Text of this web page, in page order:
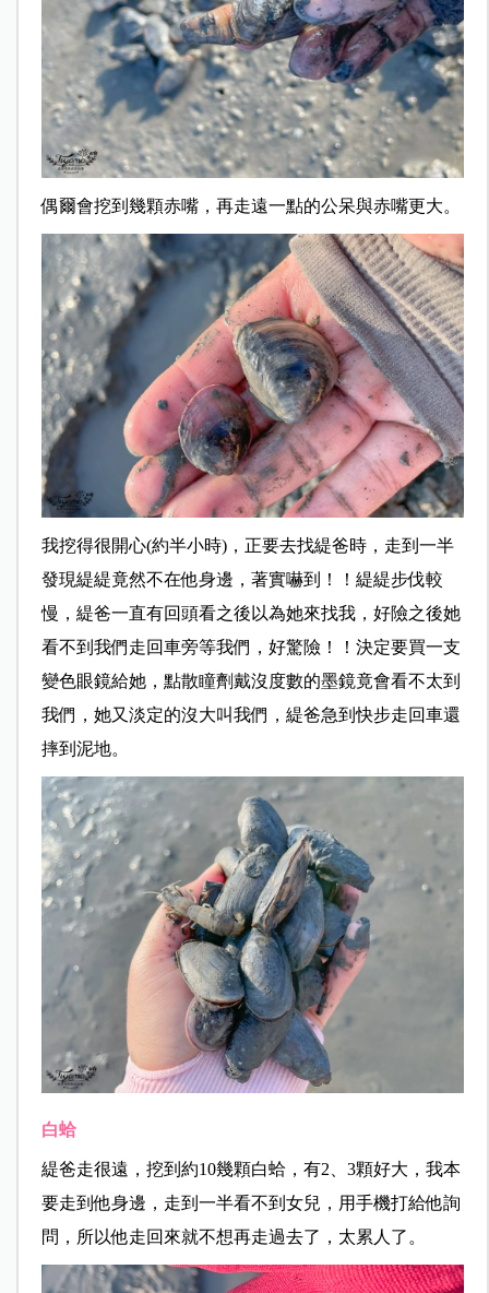
偶爾會挖到幾顆赤嘴，再走遠一點的公呆與赤嘴更大。
我挖得很開心(約半小時)，正要去找緹爸時，走到一半
發現緹緹竟然不在他身邊，著實嚇到！！緹緹步伐較
慢，緹爸一直有回頭看之後以為她來找我，好險之後她
看不到我們走回車旁等我們，好驚險！！決定要買一支
變色眼鏡給她，點散瞳劑戴沒度數的墨鏡竟會看不太到
我們，她又淡定的沒大叫我們，緹爸急到快步走回車還
摔到泥地。
白蛤
緹爸走很遠，挖到約10幾顆白蛤，有2、3顆好大，我本
要走到他身邊，走到一半看不到女兒，用手機打給他詢
問，所以他走回來就不想再走過去了，太累人了。